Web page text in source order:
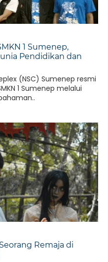
1 Sumenep,
Pendidikan dan
(NSC) Sumenep resmi
1 Sumenep melalui
Remaja di